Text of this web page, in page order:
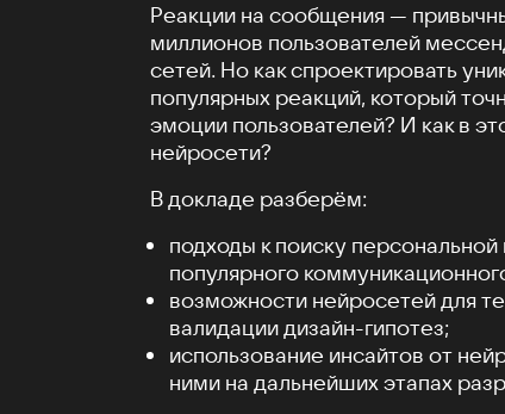
Реакции на сообщения —
миллионов пользователей
сетей. Но как спроектировать
популярных реакций, который
эмоции пользователей? И как в
нейросети?
В докладе разберём:
подходы к поиску
популярного
возможности нейросетей для
валидации дизайн-гипотез;
использование инсайтов от
ними на дальнейших этапах